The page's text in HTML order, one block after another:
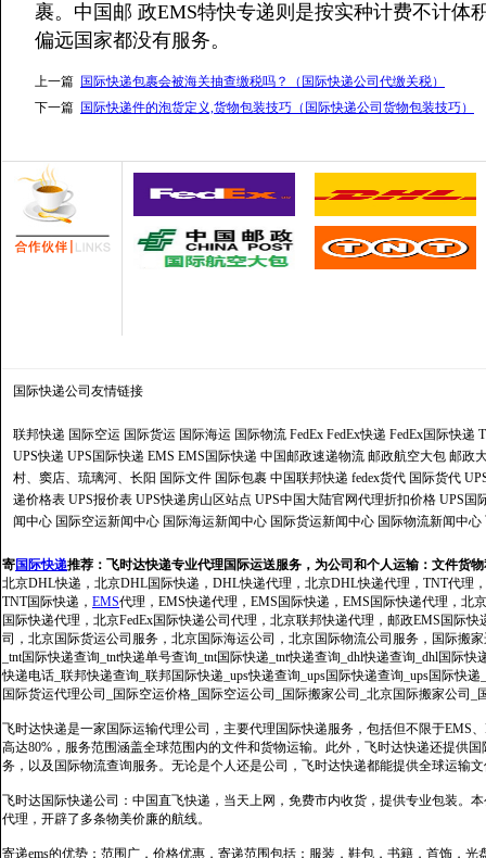
裹。中国邮 政EMS特快专递则是按实种计费不计体
偏远国家都没有服务。
上一篇 国际快递包裹会被海关抽查缴税吗？（国际快递公司代缴关税）
下一篇 国际快递件的泡货定义,货物包装技巧（国际快递公司货物包装技巧）
国际快递公司 友情链接
联邦快递 国际空运 国际货运 国际海运 国际物流 FedEx FedEx快递 FedEx国际快递
UPS快递 UPS国际快递 EMS EMS国际快递 中国邮政速递物流 邮政航空大包 邮政
村、窦店、琉璃河、长阳 国际文件 国际包裹 中国联邦快递 fedex货代 国际货代
递价格表 UPS报价表 UPS快递房山区站点 UPS中国大陆官网代理折扣价格 UPS国
闻中心 国际空运新闻中心 国际海运新闻中心 国际货运新闻中心 国际物流新闻中心
寄国际快递推荐： 飞时达快递专业代理国际运送服务，为公司和个人运输：文件货
北京DHL快递，北京DHL国际快递，DHL快递代理，北京DHL快递代理，TNT代理
TNT国际快递， EMS代理，EMS快递代理，EMS国际快递，EMS国际快递代理，北
国际快递代理，北京FedEx国际快递公司代理，北京联邦快递代理，邮政EMS国际
司，北京国际货运公司服务，北京国际海运公司，北京国际物流公司服务，国际搬
_tnt国际快递查询_tnt快递单号查询_tnt国际快递_tnt快递查询_dhl快递查询_dhl国际
快递电话_联邦快递查询_联邦国际快递_ups快递查询_ups国际快递查询_ups国际快
国际货运代理公司_国际空运价格_国际空运公司_国际搬家公司_北京国际搬家公司_
飞时达快递是一家国际运输代理公司，主要代理国际快递服务，包括但不限于EMS
高达80%，服务范围涵盖全球范围内的文件和货物运输。此外，飞时达快递还提供
务，以及国际物流查询服务。无论是个人还是公司，飞时达快递都能提供全球运输
飞时达国际快递公司：中国直飞快递，当天上网，免费市内收货，提供专业包装。
代理，开辟了多条物美价廉的航线。
寄递ems的优势：范围广，价格优惠，寄递范围包括：服装，鞋包，书籍，首饰，